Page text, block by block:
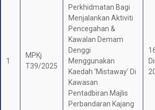
1
MPKj
T39/2025
Perkhidmatan Bagi
Menjalankan Aktiviti
Pencegahan &
Kawalan Demam
Denggi
Menggunakan
Kaedah 'Mistaway' Di
Kawasan
Pentadbiran Majlis
Perbandaran Kajang